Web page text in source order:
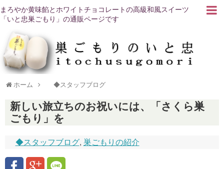
まろやか黄味餡とホワイトチョコレートの高級和風スイーツ
「いと忠巣ごもり」の通販ページです
ホーム ◆スタッフブログ
新しい旅立ちのお祝いには、「さくら巣
ごもり」を
◆スタッフブログ, 巣ごもりの紹介